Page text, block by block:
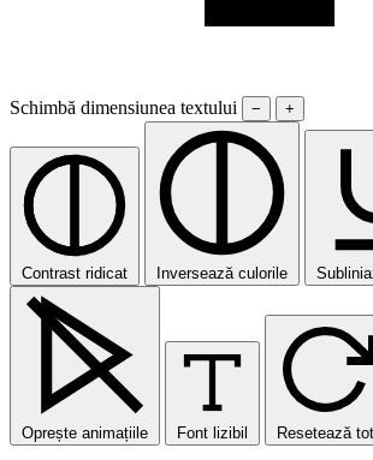
Schimbă dimensiunea textului − +
Contrast ridicat Inversează culorile
Oprește animațiile Font lizibil Resetează tot